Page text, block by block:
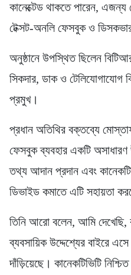
কানেক্টেড থাকতে পারেন, এজন্য
টেক্সট-অনলি ফেসবুক ও
অনুষ্ঠানে উপস্থিত ছিলেন
সিকদার, ডাক ও টেলিযোগাযোগ
প্রমুখ।
প্রধান অতিথির বক্তব্যে
ফেসবুক ব্যবহার একটি
তথ্য আদান প্রদান এবং
ডিভাইড কমাতে এটি সহায়তা
তিনি আরো বলেন, আমি দেখেছি,
ব্যবসায়িক উদ্দেশ্যের বাইরে এসে
দাঁড়িয়েছে। কানেকটিভিটি